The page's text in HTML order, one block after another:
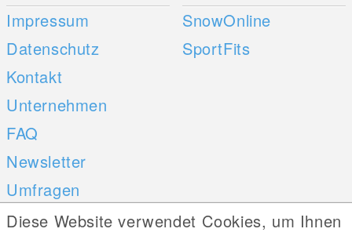
Impressum
Datenschutz
Kontakt
Unternehmen
FAQ
Newsletter
Umfragen
SnowOnline
SportFits
Diese Website verwendet Cookies, um Ihnen